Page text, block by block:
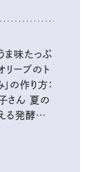
ま味たっぷ
リーブのト
の作り方：
さん 夏の
る発酵レ